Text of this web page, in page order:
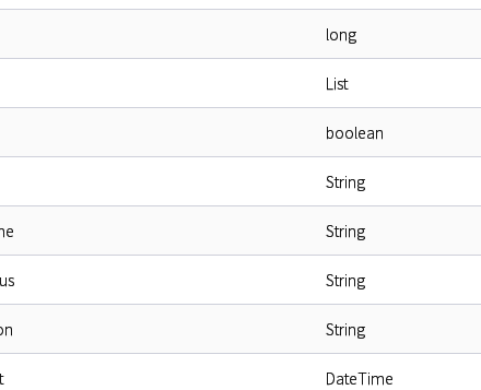
long
List
boolean
String
String
String
String
DateTime